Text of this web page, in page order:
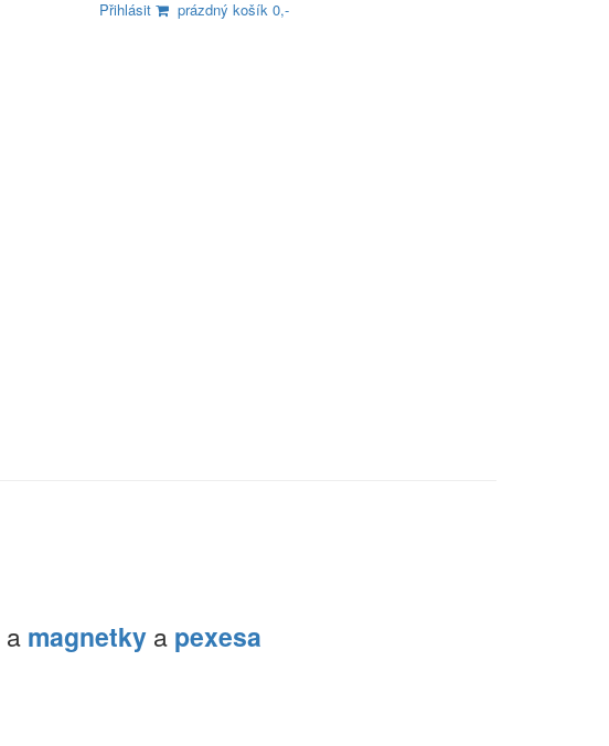
Přihlásit prázdný košík 0,-
a magnetkya pexesa